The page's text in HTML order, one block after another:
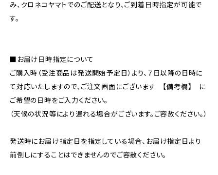
み、クロネコヤマトでのご配送となり、ご到着日時指定が可能で
す。
■お届け日時指定について
ご購入時（受注商品は発送開始予定日）より、７日以降の日時に
て対応いたしますので、ご注文画面にございます 【備考欄】 に
ご希望の日時をご入力ください。
（天候の状況等により遅れる場合がございます。ご容赦ください。）
発送時にお届け指定日を指定している場合、お届け指定日より
前倒しにすることはできませんのでご容赦ください。